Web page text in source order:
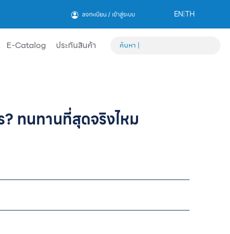
ลงทะเบียน / เข้าสู่ระบบ EN|TH
E-Catalog ประกันสินค้า
? ทนทานที่สุดจริงไหม